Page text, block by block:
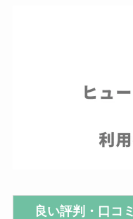
良い評判・口コミ